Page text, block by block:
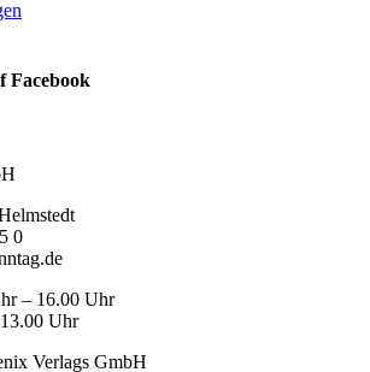
Facebook
0
– 16.00 Uhr
Uhr
Verlags GmbH